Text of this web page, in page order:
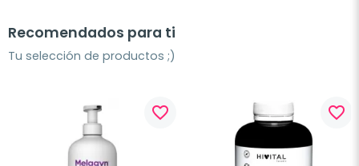
Recomendados para ti
Tu selección de productos ;)
favorite_border favorite_border